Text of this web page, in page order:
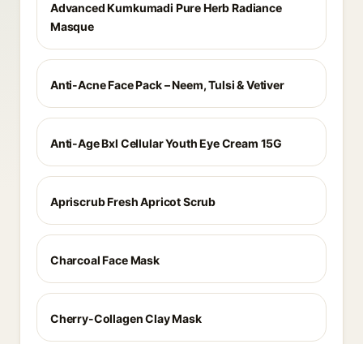
Advanced Kumkumadi Pure Herb Radiance
Masque
Anti-Acne Face Pack – Neem, Tulsi & Vetiver
Anti-Age Bxl Cellular Youth Eye Cream 15G
Apriscrub Fresh Apricot Scrub
Charcoal Face Mask
Cherry-Collagen Clay Mask